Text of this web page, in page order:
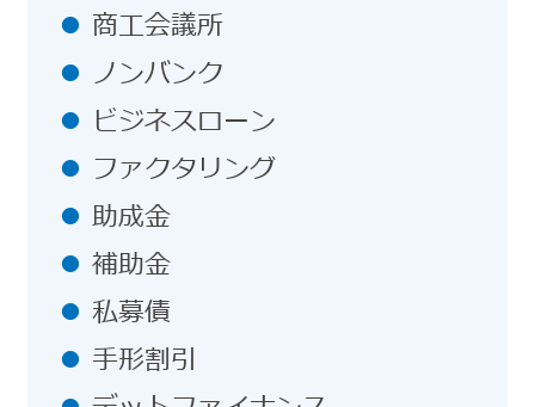
商工会議所
ノンバンク
ビジネスローン
ファクタリング
助成金
補助金
私募債
手形割引